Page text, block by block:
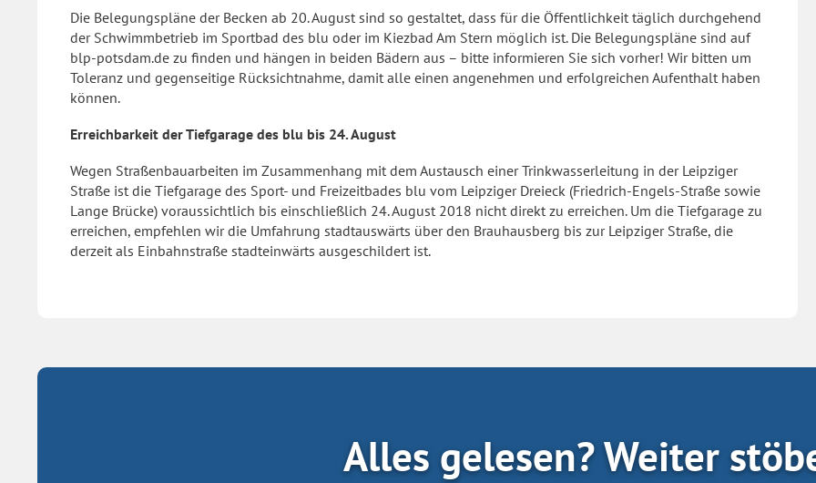
Die Belegungspläne der Becken ab 20. August sind so gestaltet, dass für die Öffentlichkeit täglich durchgehend
der Schwimmbetrieb im Sportbad des blu oder im Kiezbad Am Stern möglich ist. Die Belegungspläne sind auf
blp-potsdam.de zu finden und hängen in beiden Bädern aus – bitte informieren Sie sich vorher! Wir bitten um
Toleranz und gegenseitige Rücksichtnahme, damit alle einen angenehmen und erfolgreichen Aufenthalt haben
können.
Erreichbarkeit der Tiefgarage des blu bis 24. August
Wegen Straßenbauarbeiten im Zusammenhang mit dem Austausch einer Trinkwasserleitung in der Leipziger
Straße ist die Tiefgarage des Sport- und Freizeitbades blu vom Leipziger Dreieck (Friedrich-Engels-Straße sowie
Lange Brücke) voraussichtlich bis einschließlich 24. August 2018 nicht direkt zu erreichen. Um die Tiefgarage zu
erreichen, empfehlen wir die Umfahrung stadtauswärts über den Brauhausberg bis zur Leipziger Straße, die
derzeit als Einbahnstraße stadteinwärts ausgeschildert ist.
Alles gelesen? Weiter